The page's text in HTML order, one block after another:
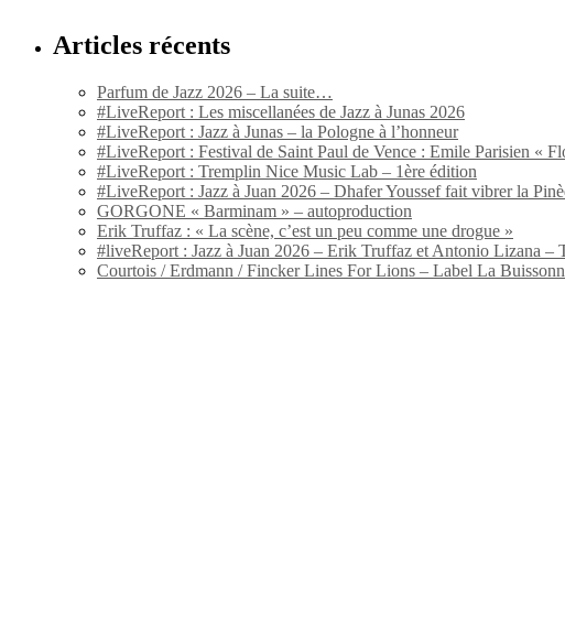
Articles récents
Parfum de Jazz 2026 – La suite…
#LiveReport : Les miscellanées de Jazz à Junas 2026
#LiveReport : Jazz à Junas – la Pologne à l’honneur
#LiveReport : Festival de Saint Paul de Vence : Emile Parisien «
#LiveReport : Tremplin Nice Music Lab – 1ère édition
#LiveReport : Jazz à Juan 2026 – Dhafer Youssef fait vibrer la
GORGONE « Barminam » – autoproduction
Erik Truffaz : « La scène, c’est un peu comme une drogue »
#liveReport : Jazz à Juan 2026 – Erik Truffaz et Antonio Lizana –
Courtois / Erdmann / Fincker Lines For Lions – Label La